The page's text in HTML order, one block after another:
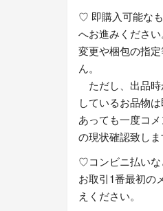
♡ 即購入可能な
へお進みくださ
変更や梱包の指
ん。
ただし、出品時
しているお品物
あっても一度コ
の現状確認致しま
♡コンビニ払い
お取引1番最初の
えください。